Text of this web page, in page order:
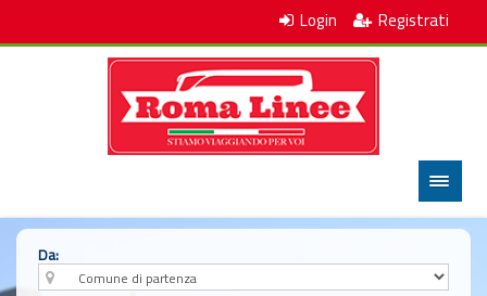
Login Registrati
Da: